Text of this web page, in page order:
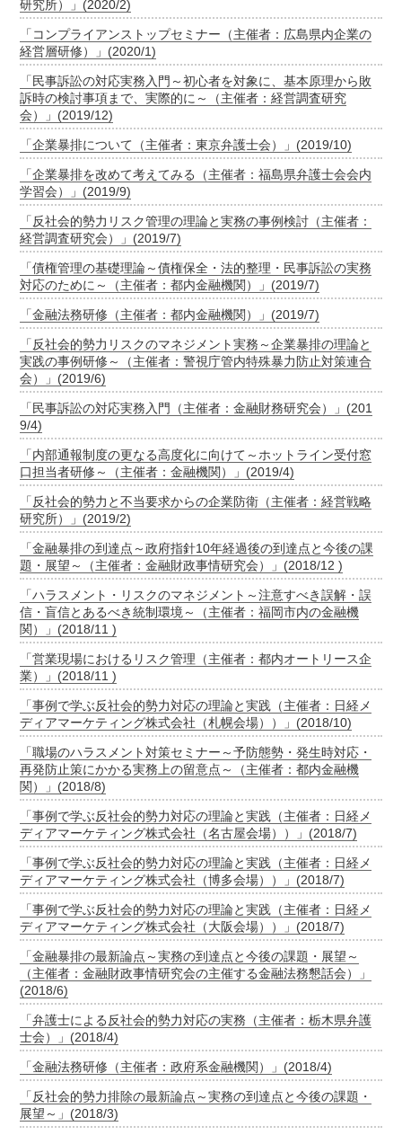
研究所）」(2020/2)
「コンプライアンストップセミナー（主催者：広島県内企業の
経営層研修）」(2020/1)
「民事訴訟の対応実務入門～初心者を対象に、基本原理から敗
訴時の検討事項まで、実際的に～（主催者：経営調査研究
会）」(2019/12)
「企業暴排について（主催者：東京弁護士会）」(2019/10)
「企業暴排を改めて考えてみる（主催者：福島県弁護士会会内
学習会）」(2019/9)
「反社会的勢力リスク管理の理論と実務の事例検討（主催者：
経営調査研究会）」(2019/7)
「債権管理の基礎理論～債権保全・法的整理・民事訴訟の実務
対応のために～（主催者：都内金融機関）」(2019/7)
「金融法務研修（主催者：都内金融機関）」(2019/7)
「反社会的勢力リスクのマネジメント実務～企業暴排の理論と
実践の事例研修～（主催者：警視庁管内特殊暴力防止対策連合
会）」(2019/6)
「民事訴訟の対応実務入門（主催者：金融財務研究会）」(201
9/4)
「内部通報制度の更なる高度化に向けて～ホットライン受付窓
口担当者研修～（主催者：金融機関）」(2019/4)
「反社会的勢力と不当要求からの企業防衛（主催者：経営戦略
研究所）」(2019/2)
「金融暴排の到達点～政府指針10年経過後の到達点と今後の課
題・展望～（主催者：金融財政事情研究会）」(2018/12 )
「ハラスメント・リスクのマネジメント～注意すべき誤解・誤
信・盲信とあるべき統制環境～（主催者：福岡市内の金融機
関）」(2018/11 )
「営業現場におけるリスク管理（主催者：都内オートリース企
業）」(2018/11 )
「事例で学ぶ反社会的勢力対応の理論と実践（主催者：日経メ
ディアマーケティング株式会社（札幌会場））」(2018/10)
「職場のハラスメント対策セミナー～予防態勢・発生時対応・
再発防止策にかかる実務上の留意点～（主催者：都内金融機
関）」(2018/8)
「事例で学ぶ反社会的勢力対応の理論と実践（主催者：日経メ
ディアマーケティング株式会社（名古屋会場））」(2018/7)
「事例で学ぶ反社会的勢力対応の理論と実践（主催者：日経メ
ディアマーケティング株式会社（博多会場））」(2018/7)
「事例で学ぶ反社会的勢力対応の理論と実践（主催者：日経メ
ディアマーケティング株式会社（大阪会場））」(2018/7)
「金融暴排の最新論点～実務の到達点と今後の課題・展望～
（主催者：金融財政事情研究会の主催する金融法務懇話会）」
(2018/6)
「弁護士による反社会的勢力対応の実務（主催者：栃木県弁護
士会）」(2018/4)
「金融法務研修（主催者：政府系金融機関）」(2018/4)
「反社会的勢力排除の最新論点～実務の到達点と今後の課題・
展望～」(2018/3)